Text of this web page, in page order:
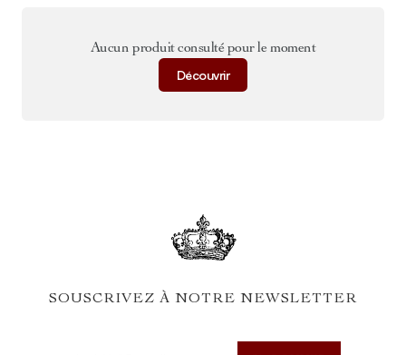
Aucun produit consulté pour le moment
Découvrir
SOUSCRIVEZ À NOTRE NEWSLETTER